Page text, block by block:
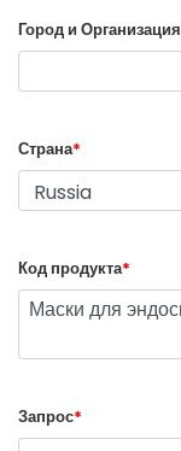
Город и Организация
Страна*
Код продукта*
Запрос*